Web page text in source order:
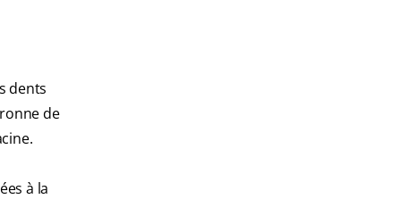
dents
de
à la